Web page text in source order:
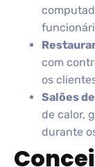
com
os
Salões
de calor,
durante